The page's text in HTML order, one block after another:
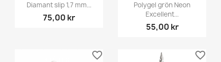
Diamant slip 1,7 mm...
75,00 kr
Polygel grön Neon
Excellent...
55,00 kr
favorite_border favorite_border